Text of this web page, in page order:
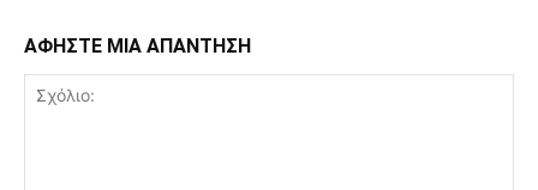
ΑΦΗΣΤΕ ΜΙΑ ΑΠΑΝΤΗΣΗ